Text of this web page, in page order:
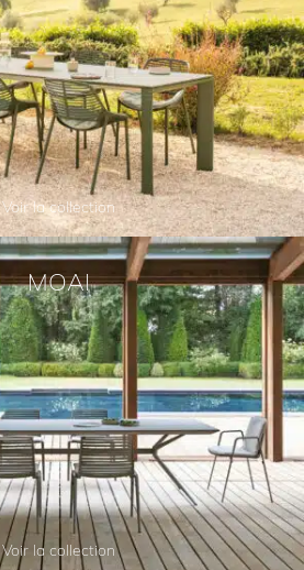
Voir la collection
MOAI
Voir la collection